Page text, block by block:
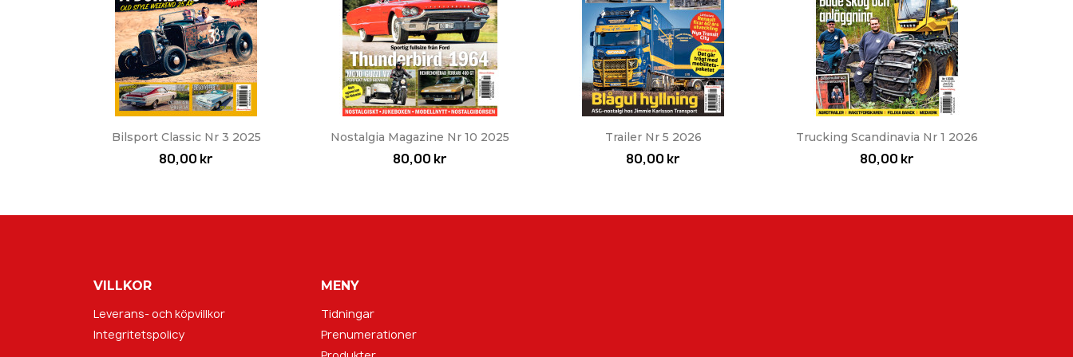
Snabbvy
Bilsport Classic Nr 3 2025
80,00 kr
Snabbvy
Nostalgia Magazine Nr 10 2025
80,00 kr
Snabbvy
Trailer Nr 5 2026
80,00 kr
Snabbvy
Trucking Scandinavia Nr 1 2026
80,00 kr
VILLKOR
Leverans- och köpvillkor
Integritetspolicy
MENY
Tidningar
Prenumerationer